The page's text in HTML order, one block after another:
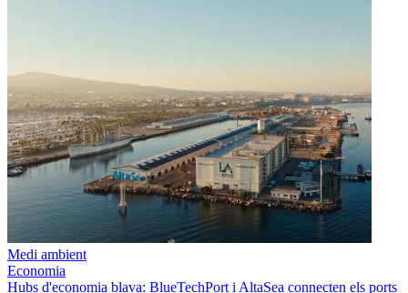
Medi ambient
Economia
Hubs d'economia blava: BlueTechPort i AltaSea connecten els ports